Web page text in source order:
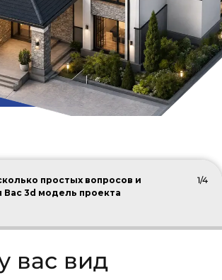
ПОДОБРАТЬ КРОВЛЮ
простых вопросов и
3d модель проекта
1/4
вас вид